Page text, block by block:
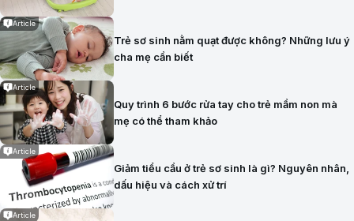
Article
Trẻ sơ sinh nằm quạt được không? Những lưu ý
cha mẹ cần biết
Article
Quy trình 6 bước rửa tay cho trẻ mầm non mà
mẹ có thể tham khảo
Article
Giảm tiểu cầu ở trẻ sơ sinh là gì? Nguyên nhân,
dấu hiệu và cách xử trí
Article